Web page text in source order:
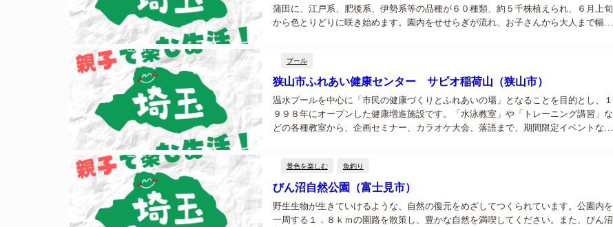
蒲田に、江戸系、肥後系、伊勢系等の品種が６０種類、約５千株植えられ、６月上旬
から色とりどりに咲き始めます。園内をせせらぎが流れ、お子さんから大人まで幅広
プール
狭山市ふれあい健康センター サピオ稲荷山（狭山市）
温水プールを中心に「市民の健康づくりとふれあいの場」となることを目的とし、１
９９８年にオープンした健康増進施設です。「水泳教室」や「トレーニング講習」な
どの各種教室から、企画セミナー、カラオケ大会、落語まで、期間限定イベントな
景色を楽しむ 魚釣り
びん沼自然公園（富士見市）
野生生物が生きていけるような、自然の復元をめざしてつくられています。公園内を
一周する１．８ｋｍの園路を散策し、豊かな自然を満喫してください。また、びん沼